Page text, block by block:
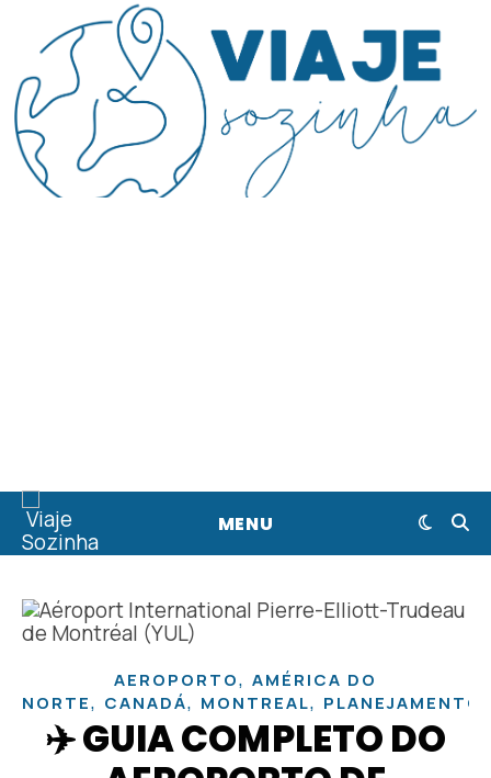
MENU
AEROPORTO, AMÉRICA DO
NORTE, CANADÁ, MONTREAL, PLANEJAMENTO
✈️ GUIA COMPLETO DO